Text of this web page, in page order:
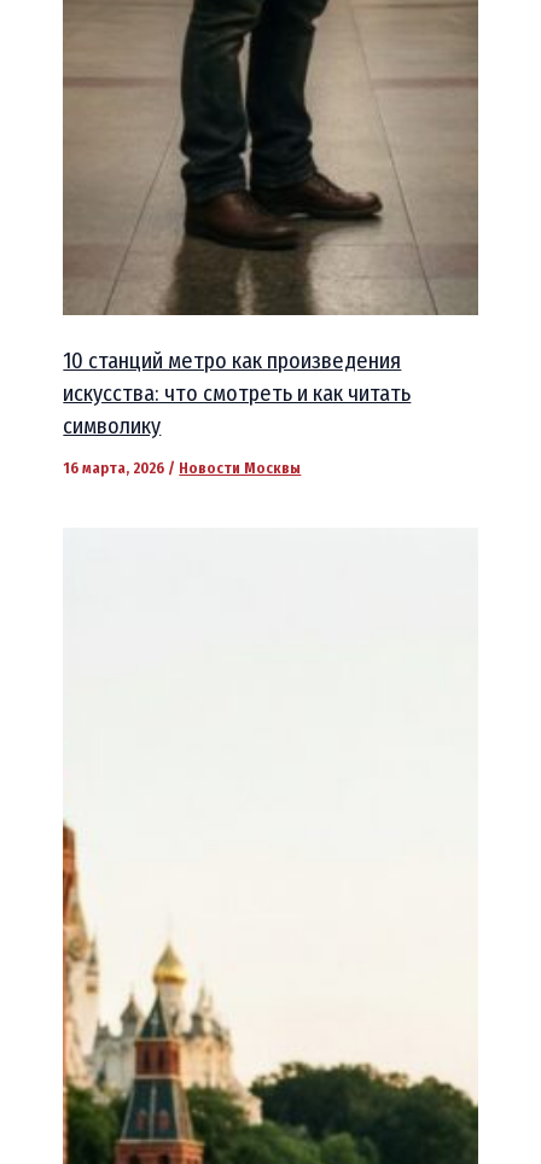
10 станций метро как произведения
искусства: что смотреть и как читать
символику
16 марта, 2026 / Новости Москвы